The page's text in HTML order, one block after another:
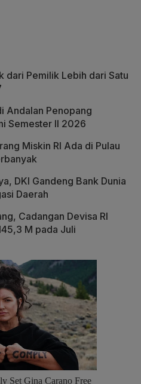
dari Pemilik Lebih dari Satu
Andalan Penopang
Semester II 2026
Miskin RI Ada di Pulau
DKI Gandeng Bank Dunia
Daerah
Cadangan Devisa RI
M pada Juli